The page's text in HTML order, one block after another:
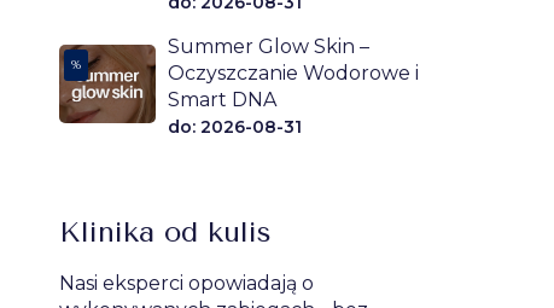
%
Summer Glow Skin –
Oczyszczanie Wodorowe i
Smart DNA
do: 2026-08-31
Klinika od kulis
Nasi eksperci opowiadają o